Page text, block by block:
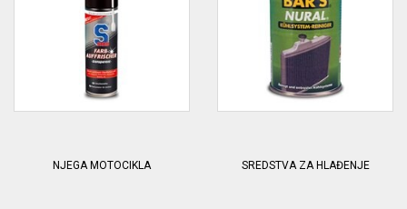
NJEGA MOTOCIKLA SREDSTVA ZA HLAĐENJE